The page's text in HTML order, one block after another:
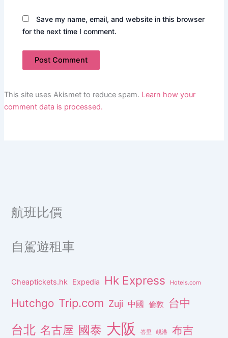
Save my name, email, and website in this browser
for the next time I comment.
This site uses Akismet to reduce spam. Learn how your
comment data is processed.
航班比價
自駕遊租車
Cheaptickets.hk Expedia Hk Express Hotels.com
Hutchgo Trip.com Zuji 中國 倫敦 台中
台北 名古屋 國泰 大阪 峇里 峴港 布吉